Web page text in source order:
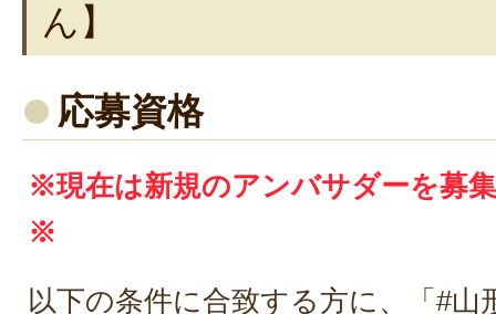
ん】
応募資格
※現在は新規のアンバサダーを募
※
以下の条件に合致する方に、「#山